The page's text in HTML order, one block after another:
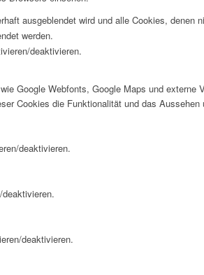
ausgeblendet wird und alle Cookies,
werden.
deaktivieren.
Google Webfonts, Google Maps und
Cookies die Funktionalität und das
deaktivieren.
deaktivieren.